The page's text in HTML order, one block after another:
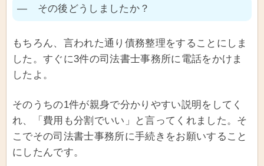
― その後どうしましたか？
もちろん、言われた通り債務整理をすることにしま
した。すぐに3件の司法書士事務所に電話をかけま
したよ。
そのうちの1件が親身で分かりやすい説明をしてく
れ、「費用も分割でいい」と言ってくれました。そ
こでその司法書士事務所に手続きをお願いすること
にしたんです。